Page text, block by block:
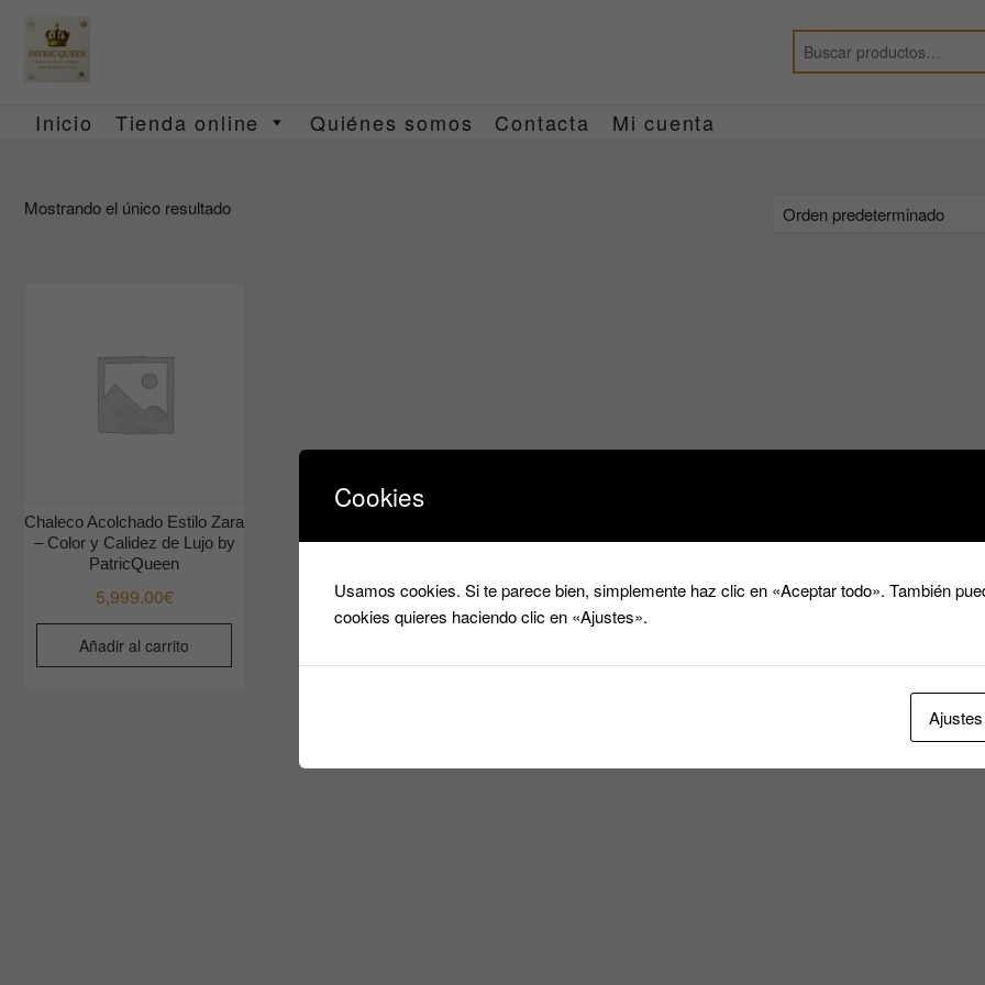
contenido
Inicio Tienda online Quiénes somos Contacta Mi cuenta
Mostrando el único resultado
Chaleco Acolchado Estilo Zara
– Color y Calidez de Lujo by
PatricQueen
5,999.00€
Añadir al carrito
Cookies
Usamos cookies. Si te parece bien, simplemente haz clic en «Aceptar todo». También
cookies quieres haciendo clic en «Ajustes».
Ajustes